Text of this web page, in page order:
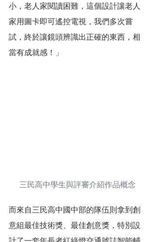
小，老人家閱讀困難，這個設計讓老人
家用圖卡即可遙控電視，我們多次嘗
試，終於讓鏡頭辨識出正確的東西，相
當有成就感！」
三民高中學生與評審介紹作品概念
而來自三民高中國中部的隊伍則拿到創
意組最佳技術獎、最佳創意獎，特別設